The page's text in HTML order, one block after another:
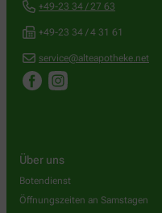
+49-23 34 / 27 63
+49-23 34 / 4 31 61
service@alteapotheke.net
Über uns
Botendienst
Öffnungszeiten an Samstagen